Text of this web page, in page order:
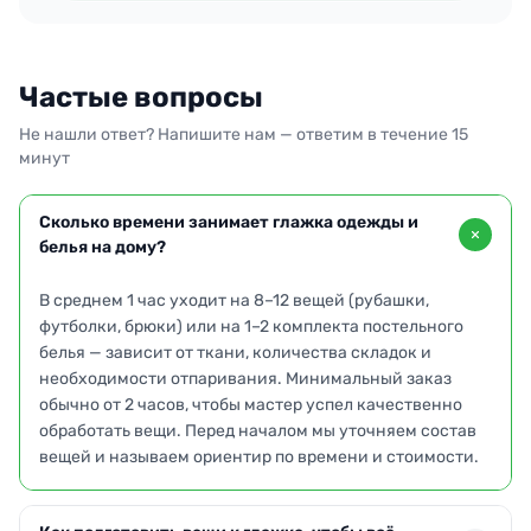
Частые вопросы
Не нашли ответ? Напишите нам — ответим в течение 15
минут
Сколько времени занимает глажка одежды и
белья на дому?
В среднем 1 час уходит на 8–12 вещей (рубашки,
футболки, брюки) или на 1–2 комплекта постельного
белья — зависит от ткани, количества складок и
необходимости отпаривания. Минимальный заказ
обычно от 2 часов, чтобы мастер успел качественно
обработать вещи. Перед началом мы уточняем состав
вещей и называем ориентир по времени и стоимости.